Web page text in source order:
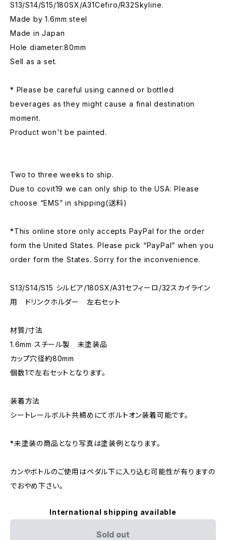
S13/S14/S15/180SX/A31Cefiro/R32Skyline.
Made by 1.6mm steel
Made in Japan
Hole diameter:80mm
Sell as a set.
* Please be careful using canned or bottled
beverages as they might cause a final destination
moment.
Product won't be painted.
Two to three weeks to ship.
Due to covit19 we can only ship to the USA: Please
choose “EMS” in shipping(送料)
*This online store only accepts PayPal for the order
form the United States. Please pick “PayPal” when you
order form the States. Sorry for the inconvenience.
S13/S14/S15 シルビア/180SX/A31セフィーロ/32スカイライン
用 ドリンクホルダー 左右セット
材質/寸法
1.6mm スチール製 未塗装品
カップ穴径約80mm
個数1で左右セットとなります。
装着方法
シートレールボルト共締めにてボルトオン装着可能です。
*未塗装の商品となり写真は塗装例となります。
カンやボトルのご使用はペダル下に入り込む可能性が有りますの
でおやめ下さい。
International shipping available
Sold out